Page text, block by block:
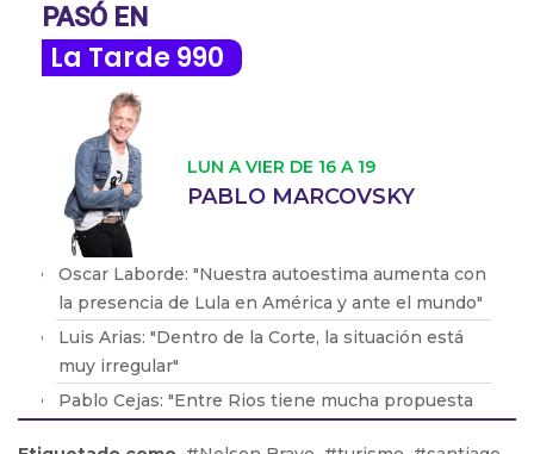
PASÓ EN
La Tarde 990
LUN A VIER DE 16 A 19
PABLO MARCOVSKY
Oscar Laborde: "Nuestra autoestima aumenta con
la presencia de Lula en América y ante el mundo"
Luis Arias: "Dentro de la Corte, la situación está
muy irregular"
Pablo Cejas: "Entre Rios tiene mucha propuesta